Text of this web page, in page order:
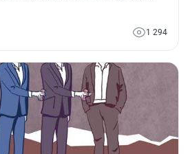
- применение упрощенной
1 294